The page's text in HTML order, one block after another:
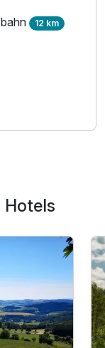
12 km
Hotels